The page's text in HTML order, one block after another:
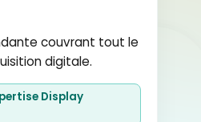
couvrant tout le
digitale.
Display